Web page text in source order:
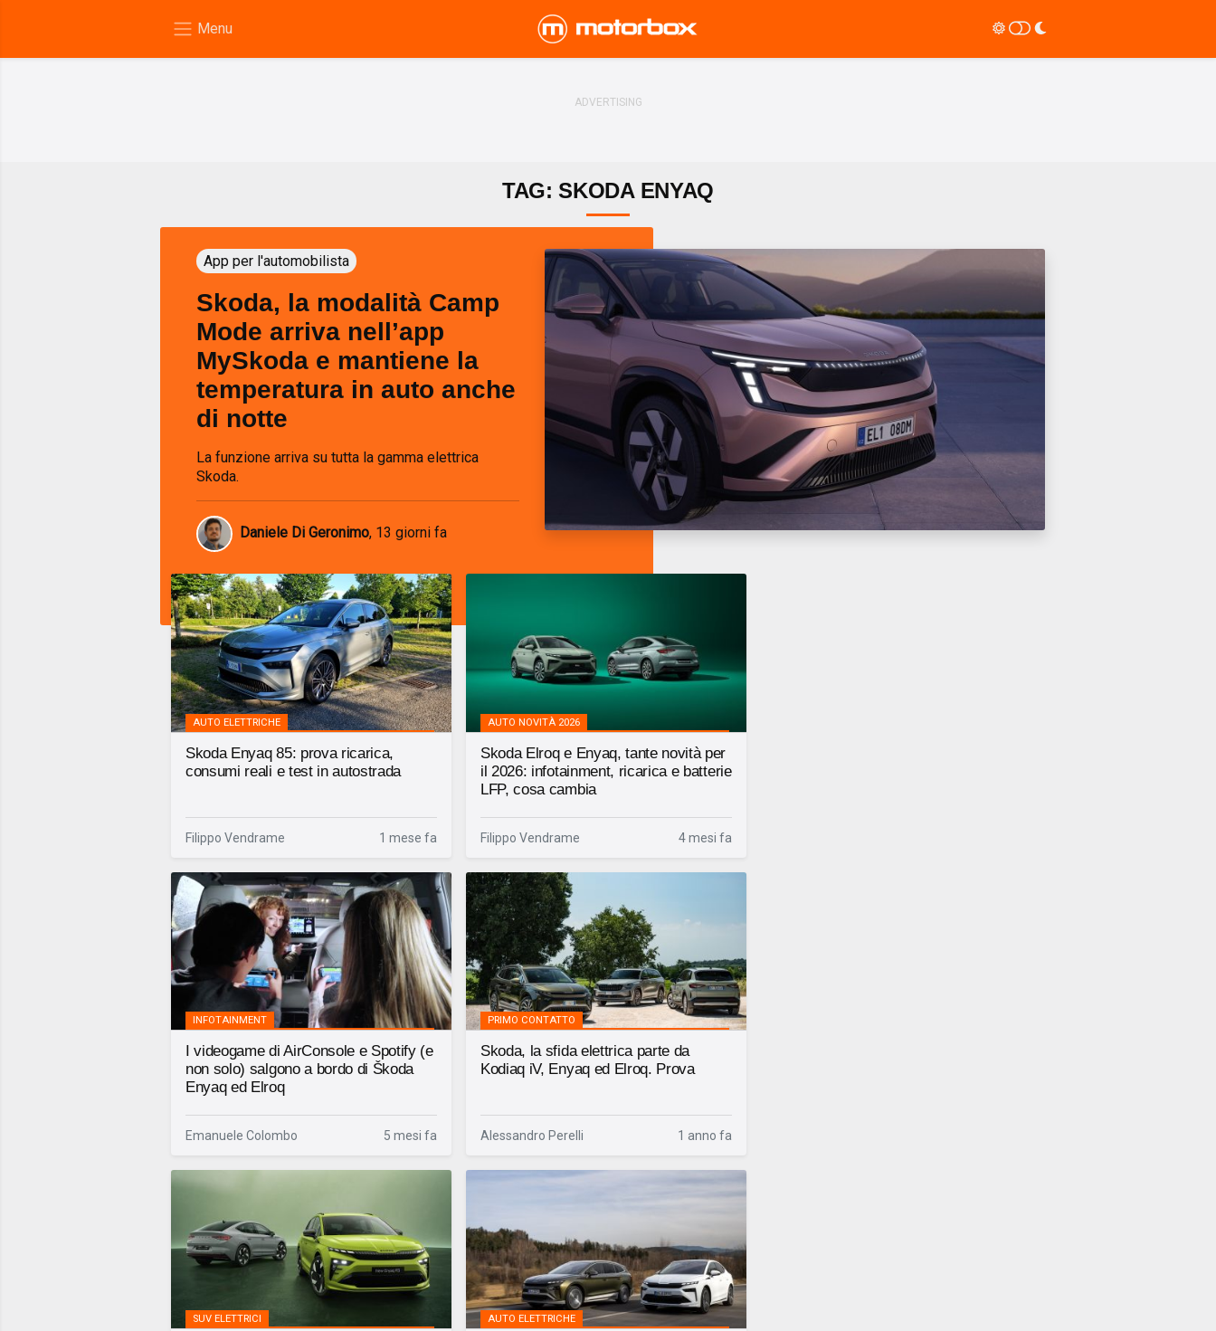
TAG: SKODA ENYAQ
App per l'automobilista
Skoda, la modalità Camp
Mode arriva nell’app
MySkoda e mantiene la
temperatura in auto anche
di notte
La funzione arriva su tutta la gamma elettrica
Skoda.
Daniele Di Geronimo, 13 giorni fa
AUTO ELETTRICHE
Skoda Enyaq 85: prova ricarica,
consumi reali e test in autostrada
Filippo Vendrame 1 mese fa
AUTO NOVITÀ 2026
Skoda Elroq e Enyaq, tante novità per
il 2026: infotainment, ricarica e batterie
LFP, cosa cambia
Filippo Vendrame 4 mesi fa
INFOTAINMENT
I videogame di AirConsole e Spotify (e
non solo) salgono a bordo di Škoda
Enyaq ed Elroq
Emanuele Colombo 5 mesi fa
PRIMO CONTATTO
Skoda, la sfida elettrica parte da
Kodiaq iV, Enyaq ed Elroq. Prova
Alessandro Perelli 1 anno fa
SUV ELETTRICI AUTO ELETTRICHE